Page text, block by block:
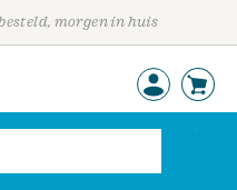
morgen in huis